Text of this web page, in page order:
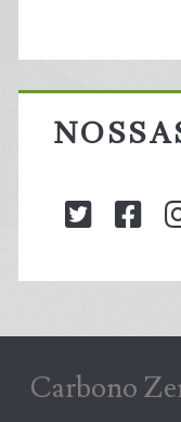
twitter
Carbono